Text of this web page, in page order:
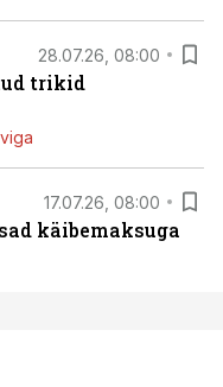
28.07.26, 08:00
trikid
17.07.26, 08:00
käibemaksuga